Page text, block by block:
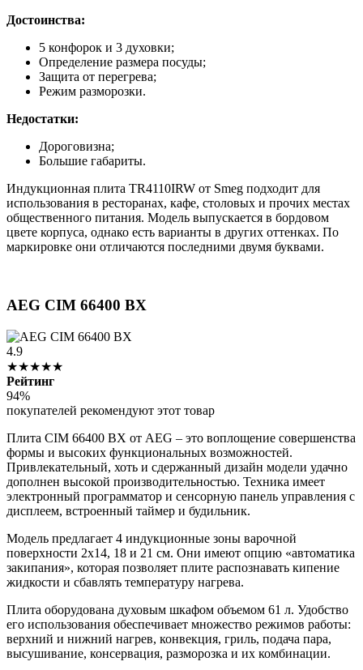
Достоинства:
5 конфорок и 3 духовки;
Определение размера посуды;
Защита от перегрева;
Режим разморозки.
Недостатки:
Дороговизна;
Большие габариты.
Индукционная плита TR4110IRW от Smeg подходит для
использования в ресторанах, кафе, столовых и прочих местах
общественного питания. Модель выпускается в бордовом
цвете корпуса, однако есть варианты в других оттенках. По
маркировке они отличаются последними двумя буквами.
AEG CIM 66400 BX
4.9
★★★★★
Рейтинг
94%
покупателей рекомендуют этот товар
Плита CIM 66400 BX от AEG – это воплощение совершенства
формы и высоких функциональных возможностей.
Привлекательный, хоть и сдержанный дизайн модели удачно
дополнен высокой производительностью. Техника имеет
электронный программатор и сенсорную панель управления с
дисплеем, встроенный таймер и будильник.
Модель предлагает 4 индукционные зоны варочной
поверхности 2х14, 18 и 21 см. Они имеют опцию «автоматика
закипания», которая позволяет плите распознавать кипение
жидкости и сбавлять температуру нагрева.
Плита оборудована духовым шкафом объемом 61 л. Удобство
его использования обеспечивает множество режимов работы:
верхний и нижний нагрев, конвекция, гриль, подача пара,
высушивание, консервация, разморозка и их комбинации.